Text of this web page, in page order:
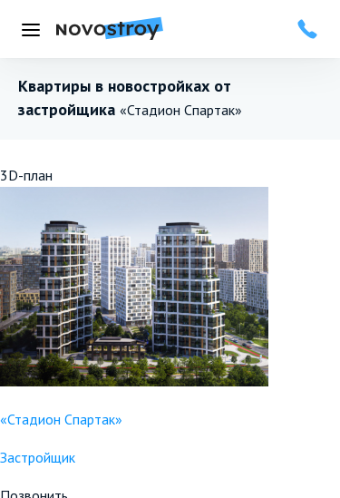
Меню
Квартиры в новостройках от
застройщика «Стадион Спартак»
3D-план
«Стадион Спартак»
Застройщик